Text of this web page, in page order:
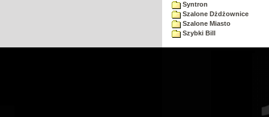
Syntron
Szalone Dżdżownice
Szalone Miasto
Szybki Bill